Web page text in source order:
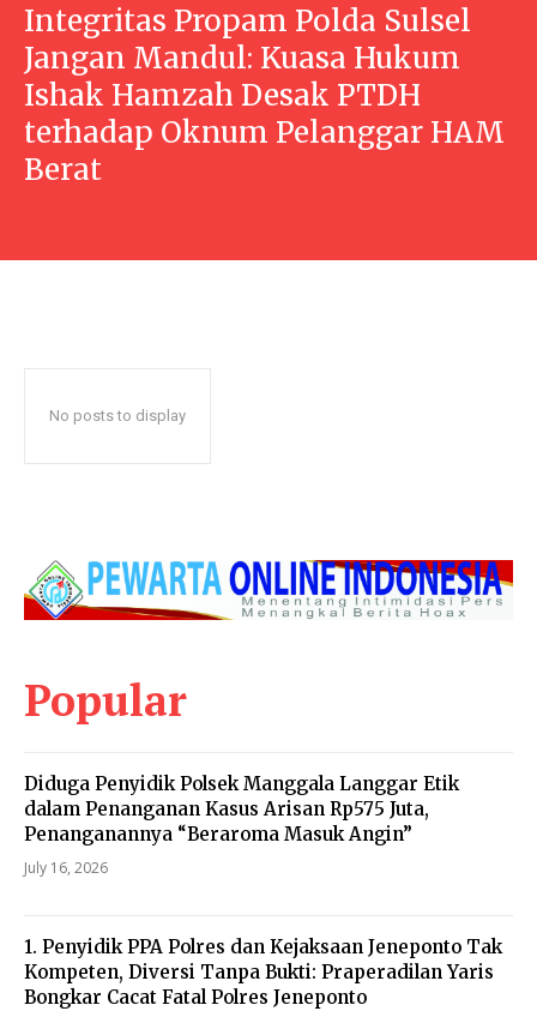
Integritas Propam Polda Sulsel
Jangan Mandul: Kuasa Hukum
Ishak Hamzah Desak PTDH
terhadap Oknum Pelanggar HAM
Berat
No posts to display
Popular
Diduga Penyidik Polsek Manggala Langgar Etik
dalam Penanganan Kasus Arisan Rp575 Juta,
Penanganannya “Beraroma Masuk Angin”
July 16, 2026
1. Penyidik PPA Polres dan Kejaksaan Jeneponto Tak
Kompeten, Diversi Tanpa Bukti: Praperadilan Yaris
Bongkar Cacat Fatal Polres Jeneponto